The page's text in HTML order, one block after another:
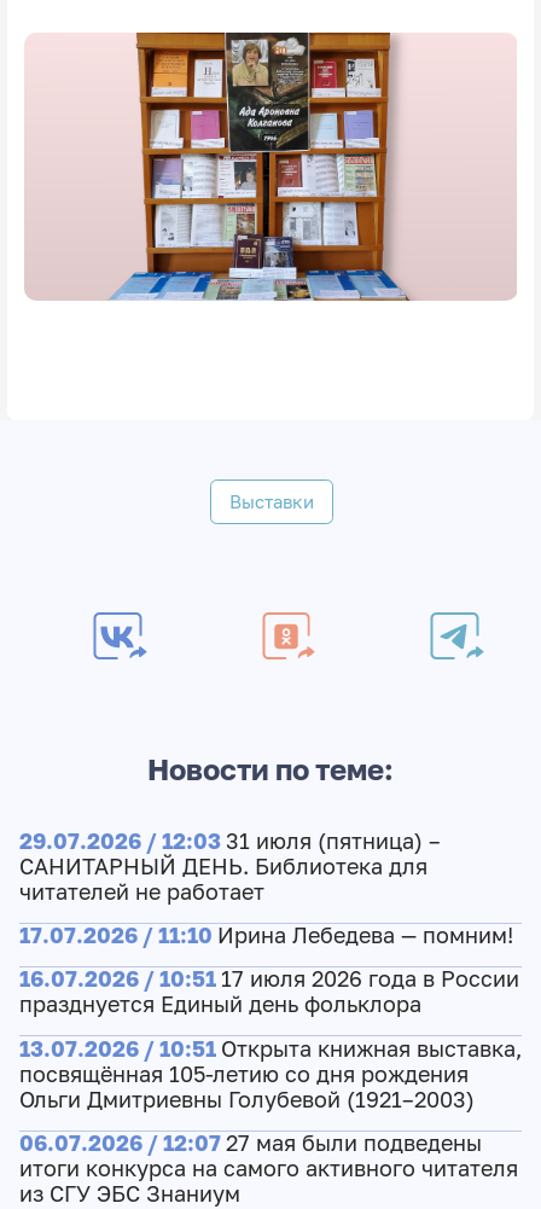
Выставки
Новости по теме:
29.07.2026 / 12:03 31 июля (пятница) –
САНИТАРНЫЙ ДЕНЬ. Библиотека для
читателей не работает
17.07.2026 / 11:10 Ирина Лебедева — помним!
16.07.2026 / 10:51 17 июля 2026 года в России
празднуется Единый день фольклора
13.07.2026 / 10:51 Открыта книжная выставка,
посвящённая 105-летию со дня рождения
Ольги Дмитриевны Голубевой (1921–2003)
06.07.2026 / 12:0727 мая были подведены
итоги конкурса на самого активного читателя
из СГУ ЭБС Знаниум